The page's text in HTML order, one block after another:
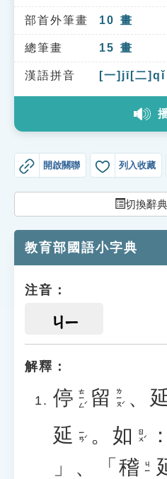
知識索引
單字索引
生命大百科索引
教學應用
貓頭鷹博士
部首外筆畫 10 畫
總筆畫 15 畫
漢語拼音 [一]jī[二]qǐ
開啟關聯 列入收藏
切換辭典
教育部國語小字典
注音：
ㄐㄧ
解釋：
停 ㄊㄧㄥˊ 留 ㄌㄧㄡˊ 、
延 ㄧㄢˊ 。 如 ㄖㄨˊ
」、「 稽 ㄐㄧ